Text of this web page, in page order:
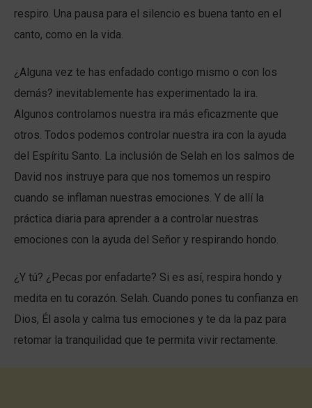
respiro. Una pausa para el silencio es buena tanto en el
canto, como en la vida.
¿Alguna vez te has enfadado contigo mismo o con los
demás? inevitablemente has experimentado la ira.
Algunos controlamos nuestra ira más eficazmente que
otros. Todos podemos controlar nuestra ira con la ayuda
del Espíritu Santo. La inclusión de Selah en los salmos de
David nos instruye para que nos tomemos un respiro
cuando se inflaman nuestras emociones. Y de allí la
práctica diaria para aprender a a controlar nuestras
emociones con la ayuda del Señor y respirando hondo.
¿Y tú? ¿Pecas por enfadarte? Si es así, respira hondo y
medita en tu corazón. Selah. Cuando pones tu confianza en
Dios, Él asola y calma tus emociones y te da la paz para
retomar la tranquilidad que te permita vivir rectamente.